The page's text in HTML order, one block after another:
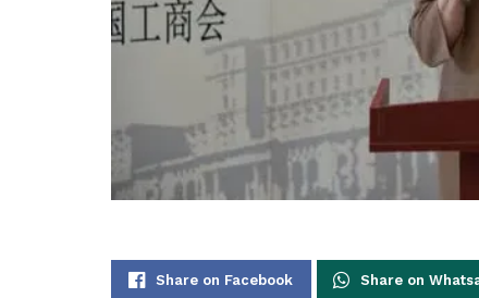
Share on Facebook Share on